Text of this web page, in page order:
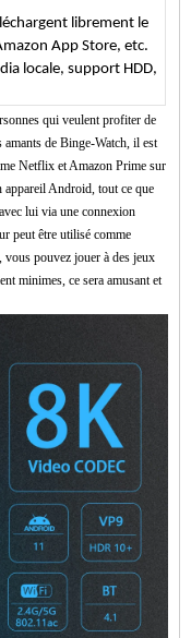
librement le
App Store, etc.
locale, support HDD,
qui veulent profiter de
de Binge-Watch, il est
Netflix et Amazon Prime sur
Android, tout ce que
avec lui via une connexion
peut être utilisé comme
pouvez jouer à des jeux
minimes, ce sera amusant et